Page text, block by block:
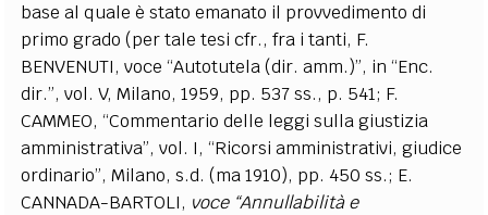
base al quale è stato emanato il provvedimento di
primo grado (per tale tesi cfr., fra i tanti, F.
BENVENUTI, voce “Autotutela (dir. amm.)”, in “Enc.
dir.”, vol. V, Milano, 1959, pp. 537 ss., p. 541; F.
CAMMEO, “Commentario delle leggi sulla giustizia
amministrativa”, vol. I, “Ricorsi amministrativi, giudice
ordinario”, Milano, s.d. (ma 1910), pp. 450 ss.; E.
CANNADA-BARTOLI, voce “Annullabilità e